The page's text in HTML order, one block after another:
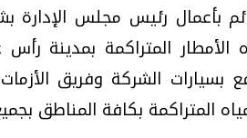
رئيس مجلس الإدارة
المتراكمة بمدينة
بسيارات الشركة وفريق
المتراكمة بكافة المناطق
الرقمي.. تقنيات واعدة